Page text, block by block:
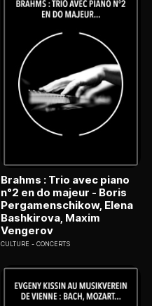
Brahms : Trio avec piano
n°2 en do majeur - Boris
Pergamenschikow, Elena
Bashkirova, Maxim
Vengerov
CULTURE CONCERTS